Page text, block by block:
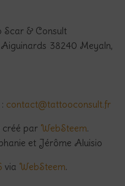
Scar & Consult
38240 Meyaln,
contact@tattooconsult.fr
par WebSteem.
et Jérôme Aluisio
via WebSteem.